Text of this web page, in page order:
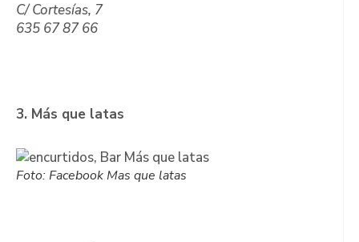
C/ Cortesías, 7
635 67 87 66
3. Más que latas
Foto: Facebook Mas que latas